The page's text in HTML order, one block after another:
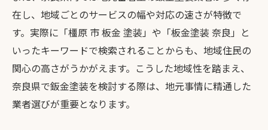
カーライフを支える修理費用目安を解説
鈑金塗装の修理費用相場と内訳の基本
費用を抑える鈑金塗装の賢い選び方
鈑金塗装で追加費用が発生するケース
修理費用の見積もりを比較するコツ
鈑金塗装費用とサービス内容の関係性
在し、地域ごとのサービスの幅や対応の速さが特徴で
す。実際に「橿原 市 板金 塗装」や「板金塗装 奈良」と
いったキーワードで検索されることからも、地域住民の
関心の高さがうかがえます。こうした地域性を踏まえ、
奈良県で鈑金塗装を検討する際は、地元事情に精通した
業者選びが重要となります。